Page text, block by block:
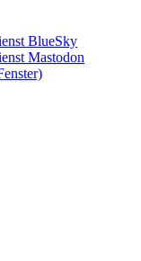
BlueSky
Mastodon